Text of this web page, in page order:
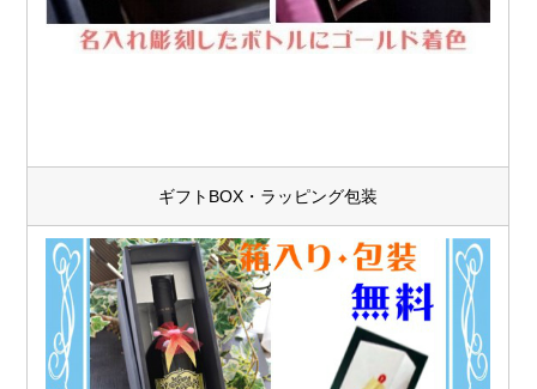
ギフトBOX・ラッピング包装